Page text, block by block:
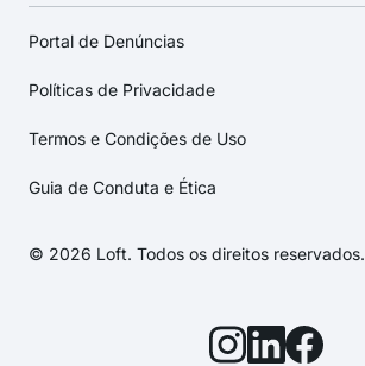
Portal de Denúncias
Políticas de Privacidade
Termos e Condições de Uso
Guia de Conduta e Ética
© 2026 Loft. Todos os direitos reservados.